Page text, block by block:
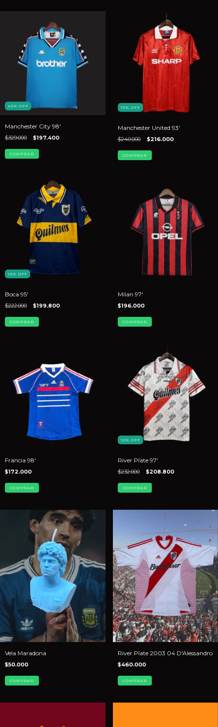
40% OFF
Manchester City 98'
$329.000 $197.400
COMPRAR
10% OFF
Manchester United 93'
$240.000 $216.000
COMPRAR
10% OFF
Boca 95'
$222.000 $199.800
COMPRAR
Milan 97'
$196.000
COMPRAR
Francia 98'
$172.000
COMPRAR
10% OFF
River Plate 97'
$232.000 $208.800
COMPRAR
Vela Maradona
$50.000
COMPRAR
River Plate 2003 04 D'Alessandro
$460.000
COMPRAR